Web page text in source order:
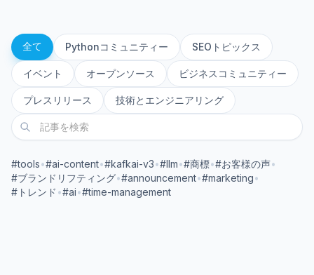
全て Pythonコミュニティー SEOトピックス
イベント オープンソース ビジネスコミュニティー
プレスリリース 技術とエンジニアリング
#tools•#ai-content•#kafkai-v3•#llm•#商標•#お客様の声•
#ブランドリフティング•#announcement•#marketing•
#トレンド •#ai•#time-management